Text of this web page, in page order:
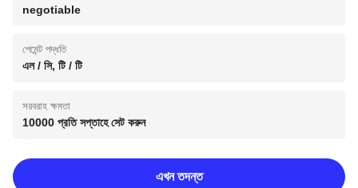
negotiable
পেমেন্ট পদ্ধতি
এল / সি, টি / টি
সরবরাহ ক্ষমতা
10000 প্রতি সপ্তাহে সেট করুন
এখন তদন্ত